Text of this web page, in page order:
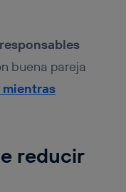
responsables
buena pareja
reducir